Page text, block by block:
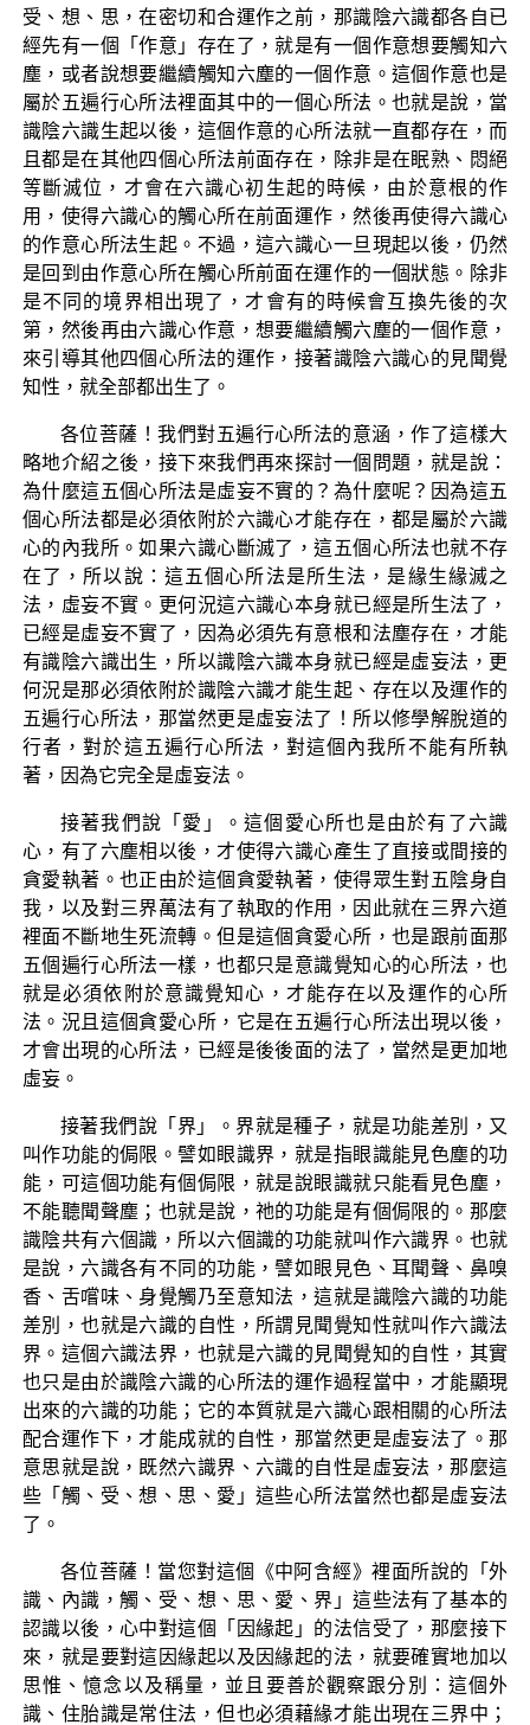
受、想、思，在密切和合運作之前，那識陰六識都各自已
經先有一個「作意」存在了，就是有一個作意想要觸知六
塵，或者說想要繼續觸知六塵的一個作意。這個作意也是
屬於五遍行心所法裡面其中的一個心所法。也就是說，當
識陰六識生起以後，這個作意的心所法就一直都存在，而
且都是在其他四個心所法前面存在，除非是在眠熟、悶絕
等斷滅位，才會在六識心初生起的時候，由於意根的作
用，使得六識心的觸心所在前面運作，然後再使得六識心
的作意心所法生起。不過，這六識心一旦現起以後，仍然
是回到由作意心所在觸心所前面在運作的一個狀態。除非
是不同的境界相出現了，才會有的時候會互換先後的次
第，然後再由六識心作意，想要繼續觸六塵的一個作意，
來引導其他四個心所法的運作，接著識陰六識心的見聞覺
知性，就全部都出生了。
各位菩薩！我們對五遍行心所法的意涵，作了這樣大
略地介紹之後，接下來我們再來探討一個問題，就是說：
為什麼這五個心所法是虛妄不實的？為什麼呢？因為這五
個心所法都是必須依附於六識心才能存在，都是屬於六識
心的內我所。如果六識心斷滅了，這五個心所法也就不存
在了，所以說：這五個心所法是所生法，是緣生緣滅之
法，虛妄不實。更何況這六識心本身就已經是所生法了，
已經是虛妄不實了，因為必須先有意根和法塵存在，才能
有識陰六識出生，所以識陰六識本身就已經是虛妄法，更
何況是那必須依附於識陰六識才能生起、存在以及運作的
五遍行心所法，那當然更是虛妄法了！所以修學解脫道的
行者，對於這五遍行心所法，對這個內我所不能有所執
著，因為它完全是虛妄法。
接著我們說「愛」。這個愛心所也是由於有了六識
心，有了六塵相以後，才使得六識心產生了直接或間接的
貪愛執著。也正由於這個貪愛執著，使得眾生對五陰身自
我，以及對三界萬法有了執取的作用，因此就在三界六道
裡面不斷地生死流轉。但是這個貪愛心所，也是跟前面那
五個遍行心所法一樣，也都只是意識覺知心的心所法，也
就是必須依附於意識覺知心，才能存在以及運作的心所
法。況且這個貪愛心所，它是在五遍行心所法出現以後，
才會出現的心所法，已經是後後面的法了，當然是更加地
虛妄。
接著我們說「界」。界就是種子，就是功能差別，又
叫作功能的侷限。譬如眼識界，就是指眼識能見色塵的功
能，可這個功能有個侷限，就是說眼識就只能看見色塵，
不能聽聞聲塵；也就是說，祂的功能是有個侷限的。那麼
識陰共有六個識，所以六個識的功能就叫作六識界。也就
是說，六識各有不同的功能，譬如眼見色、耳聞聲、鼻嗅
香、舌嚐味、身覺觸乃至意知法，這就是識陰六識的功能
差別，也就是六識的自性，所謂見聞覺知性就叫作六識法
界。這個六識法界，也就是六識的見聞覺知的自性，其實
也只是由於識陰六識的心所法的運作過程當中，才能顯現
出來的六識的功能；它的本質就是六識心跟相關的心所法
配合運作下，才能成就的自性，那當然更是虛妄法了。那
意思就是說，既然六識界、六識的自性是虛妄法，那麼這
些「觸、受、想、思、愛」這些心所法當然也都是虛妄法
了。
各位菩薩！當您對這個《中阿含經》裡面所說的「外
識、內識，觸、受、想、思、愛、界」這些法有了基本的
認識以後，心中對這個「因緣起」的法信受了，那麼接下
來，就是要對這因緣起以及因緣起的法，就要確實地加以
思惟、憶念以及稱量，並且要善於觀察跟分別：這個外
識、住胎識是常住法，但也必須藉緣才能出現在三界中；